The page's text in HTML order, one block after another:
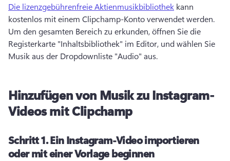
Die lizenzgebührenfreie Aktienmusikbibliothek kann
Um den gesamten Bereich zu erkunden, öffnen Sie die
Registerkarte "Inhaltsbibliothek" im Editor, und wählen Sie
Musik aus der Dropdownliste "Audio" aus.
Hinzufügen von Musik zu Instagram-
Videos mit Clipchamp
Schritt 1.Ein Instagram-Video importieren
oder mit einer Vorlage beginnen